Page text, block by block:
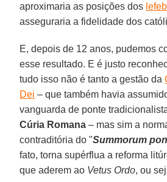
aproximaria as posições dos
asseguraria a fidelidade dos
E, depois de 12 anos, pudemos
esse resultado. E é justo
tudo isso não é tanto a gestão da
Dei – que também havia
vanguarda de ponte
Cúria Romana – mas sim a
contraditória do "Summorum
fato, torna supérflua a reforma
que aderem ao Vetus Ordo, ou